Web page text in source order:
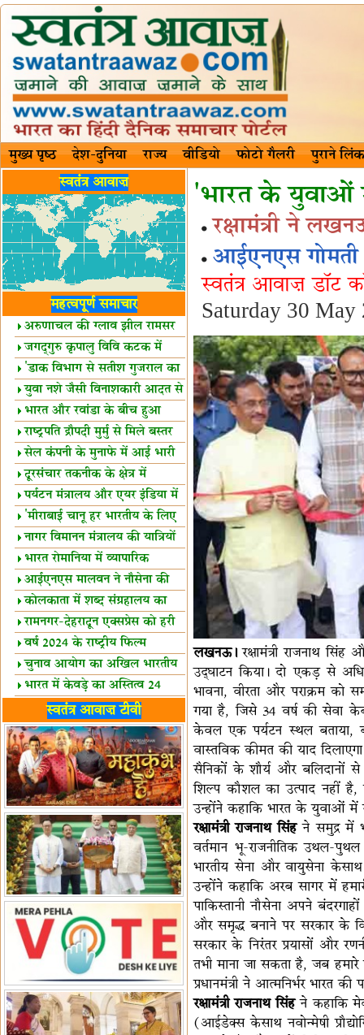
मुख्य पृष्ठ देश-दुनिया राज्य वीडियो फोटो गैलरी पुराने लिंक
स्वतंत्र आवाज़
महत्वपूर्ण समाचार
अरुणाचल की ग्लाव झील रामसर
स्थल घोषित
जगद्गुरु कृपालु विवि कटक में
शैक्षिक सत्र शुरू
'डाक विभाग से सतीश गुजराल का
रिश्ता गहरा'
युवा नशे जैसी विनाशकारी आदत से
दूर रहें-मोदी
भारत और रवांडा के बीच हुआ
व्यापार विस्तार
राष्ट्रपति द्रौपदी मुर्मु से मिले बस्तर
के प्रतिनिधि
सेल कंपनी के मुनाफे में आई भारी
उछाल!
दूरसंचार तकनीक के क्षेत्र में
उत्कृष्टता पुरस्कार
पर्यटन मंत्रालय और एयर इंडिया में
समझौता
'मीराबाई चानू हर भारतीय के लिए
प्रेरणा'
नागर विमानन मंत्रालय की यात्रियों
को सलाह
भारत रोमानिया में व्यापारिक
साझेदारियां
आईएनएस मालवन ने नौसेना की
ताकत बढ़ाई
कोलकाता में शब्द संग्रहालय का
उद्घाटन
रामनगर-देहरादून एक्सप्रेस को हरी
झंडीवर्ष 2024 के राष्ट्रीय फिल्म
पुरस्कारों की घोषणा
चुनाव आयोग का अखिल भारतीय
मीडिया सम्मेलन
भारत में केवड़े का अस्तित्‍व 24
लाख वर्ष!
लखनऊ में 'एक राष्ट्र एक चुनाव'
पर बैठक
विधानमंडल लोकतंत्र की पाठशाला
हैं-बिरला
'द वॉयस ऑफ जस्टिस: जस्टिस
गवई स्पीक्स'
राष्ट्रीय युद्ध स्मारक से 'शौर्य विजय
यात्रा' शुरू
भारत जापान में रक्षा संबंधों का
विस्तार
'एनसीसी को मजबूत करना राष्ट्रीय
जिम्मेदारी'
भारत-ऑस्ट्रेलिया ने खेल संबंधों का
जश्न मनाया
'भारत को फुटबॉल में भी वैश्विक
पहचान दिलाएं'
अल्पसंख्यक मंत्री ने की हज
नीति-2027 की घोषणा
राखीगढ़ी में मिले मानव कंकाल
अवशेष
राष्ट्रपति ने कूनो उद्यान में चीता
प्रबंधन देखा
एमआईएफएफ में फ़िल्म गुदगुदी का
प्रीमियर
स्वतंत्र आवाज़ टीवी
'भारत के युवाओं में
रक्षामंत्री ने
आईएनएस गोमती
स्वतंत्र आवाज़ डॉट
Saturday 30
लखनऊ।रक्षामंत्री राजनाथ
उद्घाटन किया। दो एकड़ से
भावना, वीरता और पराक्रम को
गया है, जिसे 34 वर्ष की सेवा
केवल एक पर्यटन स्थल बताया,
वास्तविक कीमत की याद
सैनिकों के शौर्य और बलिदानों से
शिल्प कौशल का उत्पाद नहीं है,
उन्होंने कहाकि भारत के युवाओं में
रक्षामंत्री राजनाथ सिंहने समुद्र में
वर्तमान भू-राजनीतिक उथल-
भारतीय सेना और वायुसेना
उन्होंने कहाकि अरब सागर में
पाकिस्तानी नौसेना अपने बंदरगाहों
और समृद्ध बनाने पर सरकार के
सरकार के निरंतर प्रयासों और
तभी माना जा सकता है, जब हमारे
प्रधानमंत्री ने आत्मनिर्भर भारत की
रक्षामंत्री राजनाथ सिंहने कहाकि मेक
(आईडेक्स केसाथ नवोन्मेषी